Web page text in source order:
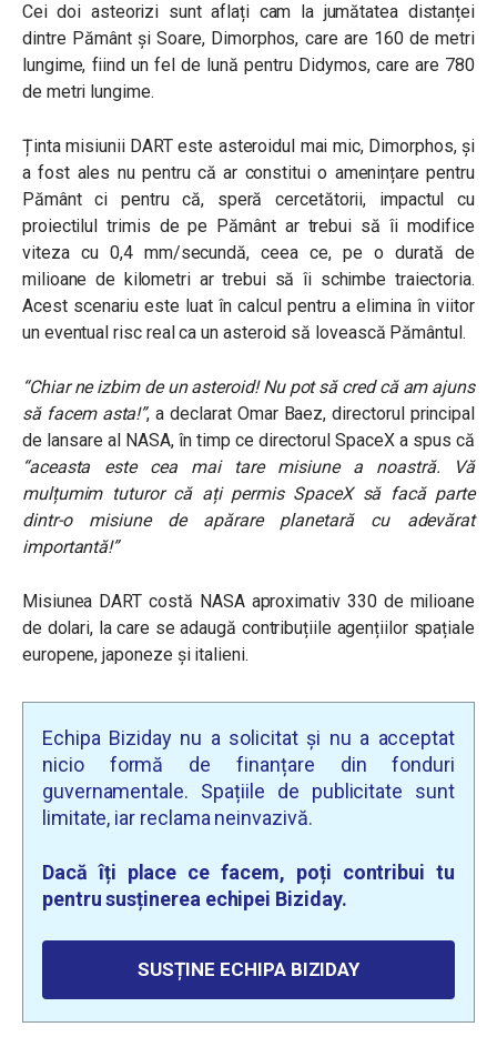
Cei doi asteorizi sunt aflați cam la jumătatea distanței
dintre Pământ și Soare, Dimorphos, care are 160 de metri
lungime, fiind un fel de lună pentru Didymos, care are 780
de metri lungime.
Ținta misiunii DART este asteroidul mai mic, Dimorphos, și
a fost ales nu pentru că ar constitui o amenințare pentru
Pământ ci pentru că, speră cercetătorii, impactul cu
proiectilul trimis de pe Pământ ar trebui să îi modifice
viteza cu 0,4 mm/secundă, ceea ce, pe o durată de
milioane de kilometri ar trebui să îi schimbe traiectoria.
Acest scenariu este luat în calcul pentru a elimina în viitor
un eventual risc real ca un asteroid să lovească Pământul.
“Chiar ne izbim de un asteroid! Nu pot să cred că am ajuns
să facem asta!”, a declarat Omar Baez, directorul principal
de lansare al NASA, în timp ce directorul SpaceX a spus că
“aceasta este cea mai tare misiune a noastră. Vă
mulțumim tuturor că ați permis SpaceX să facă parte
dintr-o misiune de apărare planetară cu adevărat
importantă!”
Misiunea DART costă NASA aproximativ 330 de milioane
de dolari, la care se adaugă contribuțiile agențiilor spațiale
europene, japoneze și italieni.
Echipa Biziday nu a solicitat și nu a acceptat
nicio formă de finanțare din fonduri
guvernamentale. Spațiile de publicitate sunt
limitate, iar reclama neinvazivă.
Dacă îți place ce facem, poți contribui tu
pentru susținerea echipei Biziday.
SUSȚINE ECHIPA BIZIDAY